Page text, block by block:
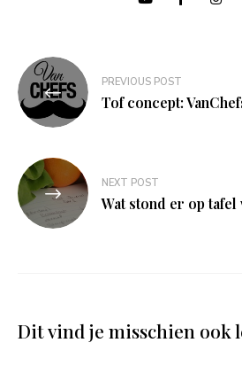
Bericht
navigatie
PREVIOUS POST
Tof concept:
NEXT POST
Wat stond er op tafel
Dit vind je misschien ook